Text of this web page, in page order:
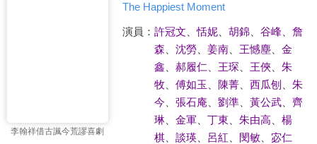
李翰祥借古諷今荒謬喜劇
The Happiest Moment
演員： 許冠文 、恬妮、 胡錦、 谷峰、 詹
森
沈勞、 姜南、 王憾塵、 金
鑫
郝履仁 王琛 王俠、 朱
牧、 傅如玉 陳菁、 西瓜刨
朱
今、 張石庵 劉準、 黃公武、 齊
琳、 金軍、 丁東 朱由高
楊
棋、 談瑛、 呂紅 閔敏、 宓仁